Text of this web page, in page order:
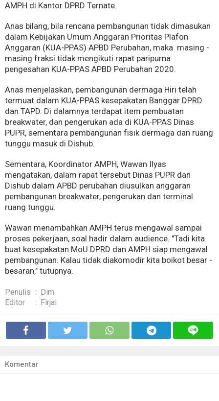
AMPH di Kantor DPRD Ternate.
Anas bilang, bila rencana pembangunan tidak dimasukan
dalam Kebijakan Umum Anggaran Prioritas Plafon
Anggaran (KUA-PPAS) APBD Perubahan, maka masing -
masing fraksi tidak mengikuti rapat paripurna
pengesahan KUA-PPAS APBD Perubahan 2020.
Anas menjelaskan, pembangunan dermaga Hiri telah
termuat dalam KUA-PPAS kesepakatan Banggar DPRD
dan TAPD. Di dalamnya terdapat item pembuatan
breakwater, dan pengerukan ada di KUA-PPAS Dinas
PUPR, sementara pembangunan fisik dermaga dan ruang
tunggu masuk di Dishub.
Sementara, Koordinator AMPH, Wawan Ilyas
mengatakan, dalam rapat tersebut Dinas PUPR dan
Dishub dalam APBD perubahan diusulkan anggaran
pembangunan breakwater, pengerukan dan terminal
ruang tunggu.
Wawan menambahkan AMPH terus mengawal sampai
proses pekerjaan, soal hadir dalam audience. "Tadi kita
buat kesepakatan MoU DPRD dan AMPH siap mengawal
pembangunan. Kalau tidak diakomodir kita boikot besar -
besaran," tutupnya.
Penulis : Dim
Editor
: Firjal
Komentar